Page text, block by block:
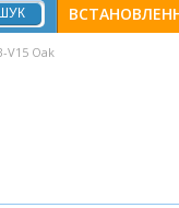
V15 Oak